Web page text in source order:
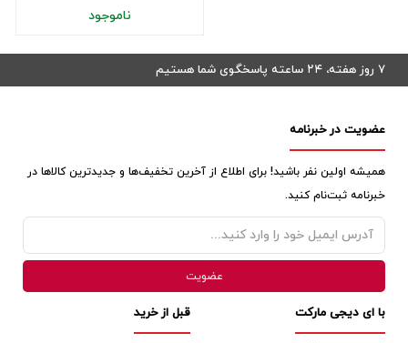
ناموجود
۷ روز هفته، ۲۴ ساعته پاسخگوی شما هستیم
عضویت در خبرنامه
همیشه اولین نفر باشید! برای اطلاع از آخرین تخفیف‌ها و جدیدترین کالاها در
خبرنامه ثبت‌نام کنید.
قبل از خرید با ای دیجی مارکت